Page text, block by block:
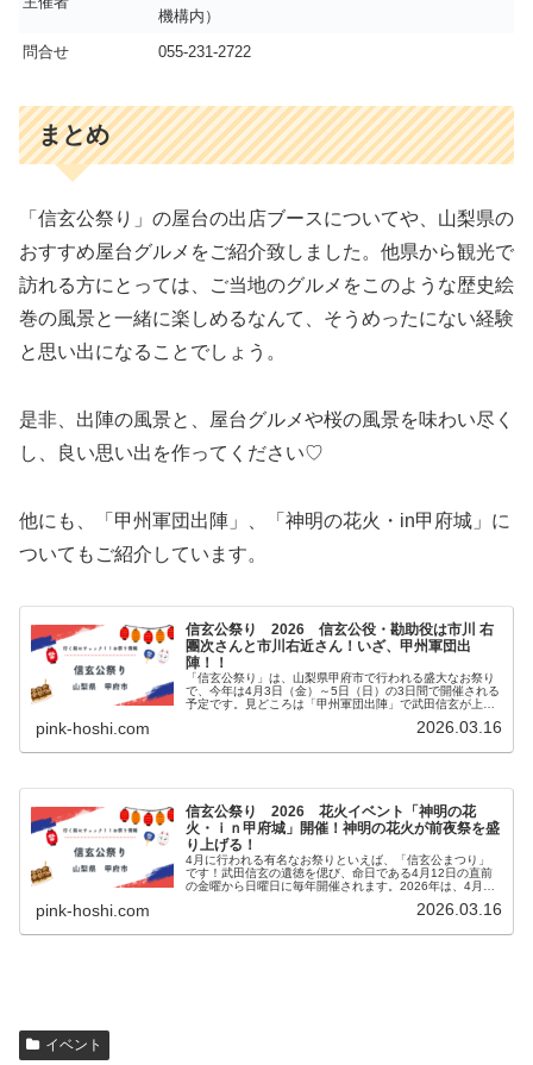
機構内）
問合せ
055-231-2722
まとめ
「信玄公祭り」の屋台の出店ブースについてや、山梨県の
おすすめ屋台グルメをご紹介致しました。他県から観光で
訪れる方にとっては、ご当地のグルメをこのような歴史絵
巻の風景と一緒に楽しめるなんて、そうめったにない経験
と思い出になることでしょう。
是非、出陣の風景と、屋台グルメや桜の風景を味わい尽く
し、良い思い出を作ってください♡
他にも、「甲州軍団出陣」、「神明の花火・in甲府城」に
ついてもご紹介しています。
信玄公祭り 2026 信玄公役・勘助役は市川 右
團次さんと市川右近さん！いざ、甲州軍団出
陣！！
「信玄公祭り」は、山梨県甲府市で行われる盛大なお祭り
で、今年は4月3日（金）～5日（日）の3日間で開催される
予定です。見どころは「甲州軍団出陣」で武田信玄が上杉
pink-hoshi.com 2026.03.16
信玄公祭り 2026 花火イベント「神明の花
火・ｉｎ甲府城」開催！神明の花火が前夜祭を盛
り上げる！
4月に行われる有名なお祭りといえば、「信玄公まつり」
です！武田信玄の遺徳を偲び、命日である4月12日の直前
の金曜から日曜日に毎年開催されます。2026年は、4月3
pink-hoshi.com 2026.03.16
イベント